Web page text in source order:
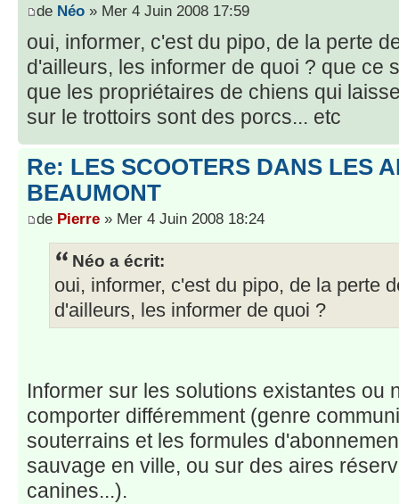
de Néo » Mer 4 Juin 2008 17:59
oui, informer, c'est du pipo, de la perte
d'ailleurs, les informer de quoi ? que ce
que les propriétaires de chiens qui
sur le trottoirs sont des porcs... etc
Re: LES SCOOTERS DANS LES
BEAUMONT
de Pierre » Mer 4 Juin 2008 18:24
Néo a écrit:
oui, informer, c'est du pipo, de la perte
d'ailleurs, les informer de quoi ?
Informer sur les solutions existantes ou
comporter différemment (genre
souterrains et les formules
sauvage en ville, ou sur des aires
canines...).